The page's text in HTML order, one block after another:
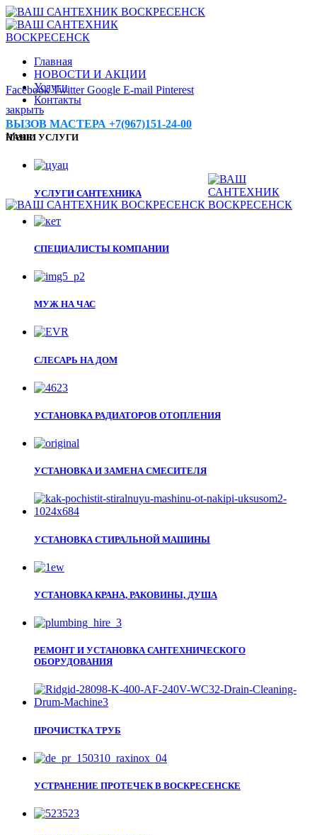
Главная
НОВОСТИ И АКЦИИ
Услуги
Контакты
ВЫЗОВ МАСТЕРА +7(967)151-24-00
Меню
Facebook Twitter Google E-mail Pinterest
закрыть
НАШИ УСЛУГИ
УСЛУГИ САНТЕХНИКА
СПЕЦИАЛИСТЫ КОМПАНИИ
МУЖ НА ЧАС
СЛЕСАРЬ НА ДОМ
УСТАНОВКА РАДИАТОРОВ ОТОПЛЕНИЯ
УСТАНОВКА И ЗАМЕНА СМЕСИТЕЛЯ
УСТАНОВКА СТИРАЛЬНОЙ МАШИНЫ
УСТАНОВКА КРАНА, РАКОВИНЫ, ДУША
РЕМОНТ И УСТАНОВКА САНТЕХНИЧЕСКОГО
ОБОРУДОВАНИЯ
ПРОЧИСТКА ТРУБ
УСТРАНЕНИЕ ПРОТЕЧЕК В ВОСКРЕСЕНСКЕ